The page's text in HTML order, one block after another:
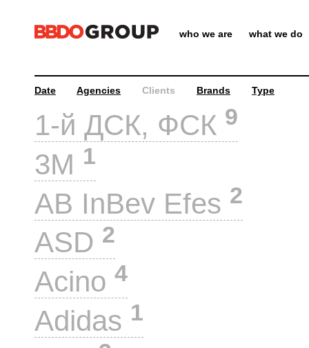
who we are what we do
Date Agencies Clients Brands Type
1-й ДСК, ФСК 9
3M 1
AB InBev Efes 2
ASD 2
Acino 4
Adidas 1